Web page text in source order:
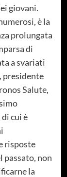
giovani.
è la
prolungata
di
a svariati
presidente
Salute,
cui è
risposte
passato, non
la